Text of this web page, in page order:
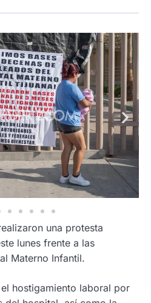
una protesta
lunes frente a las
Materno Infantil.
hostigamiento laboral por